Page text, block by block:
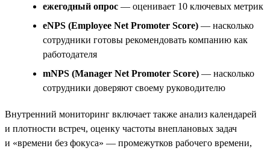
ежегодный опрос — оценивает 10 ключевых метрик
eNPS (Employee Net Promoter Score) — насколько
сотрудники готовы рекомендовать компанию как
работодателя
mNPS (Manager Net Promoter Score) — насколько
сотрудники доверяют своему руководителю
Внутренний мониторинг включает также анализ календарей
и плотности встреч, оценку частоты внеплановых задач
и «времени без фокуса» — промежутков рабочего времени,